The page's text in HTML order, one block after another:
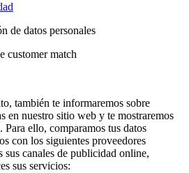
de datos personales
customer match
también te informaremos sobre
en nuestro sitio web y te mostraremos
Para ello, comparamos tus datos
con los siguientes proveedores
sus canales de publicidad online,
sus servicios: